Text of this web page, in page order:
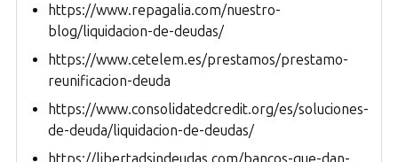
https://www.repagalia.com/nuestro-
blog/liquidacion-de-deudas/
https://www.cetelem.es/prestamos/prestamo-
reunificacion-deuda
https://www.consolidatedcredit.org/es/soluciones-
de-deuda/liquidacion-de-deudas/